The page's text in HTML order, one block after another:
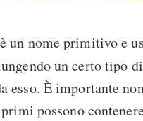
un nome primitivo e
un certo tipo
esso. È importante
possono